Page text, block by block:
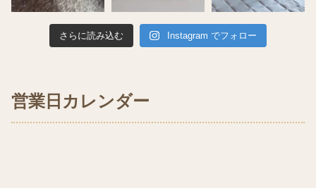
さらに読み込む Instagram でフォロー
営業日カレンダー